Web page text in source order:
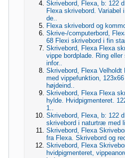
Skrivebord, Flexa, b: 122
Flexa skrivebord. Variabel
de..
Flexa skrivebord og
Skrive-/computerbord,
68 Flexi skrivebord i fin
Skrivebord, Flexa Flexa
vippe bordplade. Ring
infor..
Skrivebord, Flexa Velholdt
med vippefunktion,
højdeind..
Skrivebord, Flexa Flexa
hylde. Hvidpigmenteret.
1..
Skrivebord, Flexa, b: 122
skrivebord i naturtræ med
Skrivebord, Flexa
fra Flexa. Skrivebord og
Skrivebord, Flexa
hvidpigmenteret,